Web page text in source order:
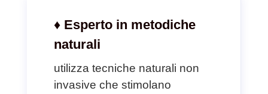
♦ Esperto in metodiche
naturali
utilizza tecniche naturali non
invasive che stimolano